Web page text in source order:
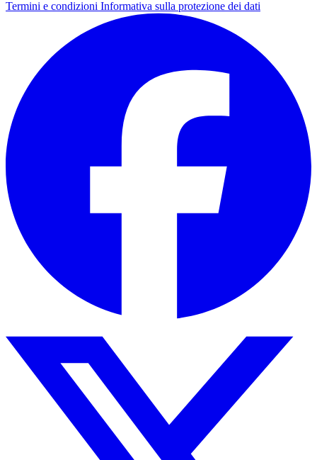
Termini e condizioni Informativa sulla protezione dei dati